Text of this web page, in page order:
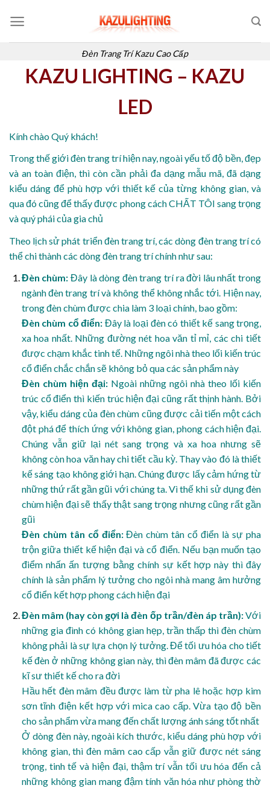
Đèn Trang Trí Kazu Cao Cấp
KAZU LIGHTING – KAZU
LED
Kính chào Quý khách!
Trong thế giới đèn trang trí hiện nay, ngoài yếu tố độ bền, đẹp
và an toàn điện, thì còn cần phải đa dạng mẫu mã, đã dạng
kiểu dáng để phù hợp với thiết kế của từng không gian, và
qua đó cũng để thấy được phong cách CHẤT TÔI sang trọng
và quý phái của gia chủ
Theo lịch sử phát triển đèn trang trí, các dòng đèn trang trí có
thể chi thành các dòng đèn trang trí chính như sau:
Đèn chùm: Đây là dòng đèn trang trí ra đời lâu nhất trong
ngành đèn trang trí và không thể không nhắc tới. Hiện nay,
trong đèn chùm được chia làm 3 loại chính, bao gồm:
Đèn chùm cổ điển: Đây là loại đèn có thiết kế sang trọng,
xa hoa nhất. Những đường nét hoa văn tỉ mỉ, các chi tiết
được chạm khắc tinh tế. Những ngôi nhà theo lối kiến trúc
cổ điển chắc chắn sẽ không bỏ qua các sản phẩm này
Đèn chùm hiện đại: Ngoài những ngôi nhà theo lối kiến
trúc cổ điển thì kiến trúc hiện đại cũng rất thịnh hành. Bởi
vậy, kiểu dáng của đèn chùm cũng được cải tiến một cách
đột phá để thích ứng với không gian, phong cách hiện đại.
Chúng vẫn giữ lại nét sang trọng và xa hoa nhưng sẽ
không còn hoa văn hay chi tiết cầu kỳ. Thay vào đó là thiết
kế sáng tạo không giới hạn. Chúng được lấy cảm hứng từ
những thứ rất gần gũi với chúng ta. Vì thế khi sử dụng đèn
chùm hiện đại sẽ thấy thật sang trọng nhưng cũng rất gần
gũi
Đèn chùm tân cổ điển:Đèn chùm tân cổ điển là sự pha
trộn giữa thiết kế hiện đại và cổ điển. Nếu bạn muốn tạo
điểm nhấn ấn tượng bằng chính sự kết hợp này thì đây
chính là sản phẩm lý tưởng cho ngôi nhà mang âm hưởng
cổ điển kết hợp phong cách hiện đại
Đèn mâm (hay còn gợi là đèn ốp trần/đèn áp trần):Với
những gia đình có không gian hẹp, trần thấp thì đèn chùm
không phải là sự lựa chọn lý tưởng. Để tối ưu hóa cho tiết
kế đèn ở những không gian này, thì đèn mâm đã được các
kĩ sư thiết kế cho ra đời
Hầu hết đèn mâm đều được làm từ pha lê hoặc hợp kim
sơn tĩnh điện kết hợp với mica cao cấp. Vừa tạo độ bền
cho sản phẩm vừa mang đến chất lượng ánh sáng tốt nhất
Ở dòng đèn này, ngoài kích thước, kiểu dáng phù hợp với
không gian, thì đèn mâm cao cấp vẫn giữ được nét sáng
trọng, tinh tế và hiện đại, thậm trí vẫn tối ưu hóa đến cả
những không gian mang đậm tính văn hóa như phòng thờ